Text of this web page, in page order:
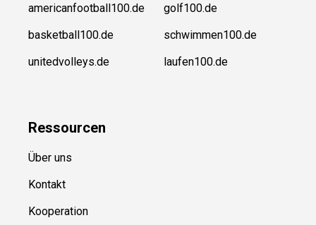
americanfootball100.de
basketball100.de
unitedvolleys.de
golf100.de
schwimmen100.de
laufen100.de
Ressourcen
Über uns
Kontakt
Kooperation